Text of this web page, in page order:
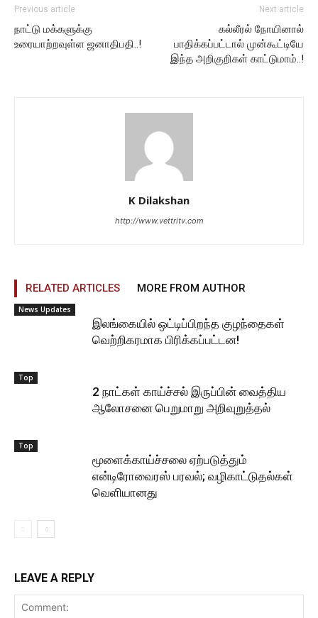
Previous article
நாட்டு மக்களுக்கு
உரையாற்றவுள்ள ஜனாதிபதி..!
Next article
கல்லீரல் நோயினால்
பாதிக்கப்பட்டால் முன்கூட்டியே
இந்த அறிகுறிகள் காட்டுமாம்..!
K Dilakshan
http://www.vettritv.com
RELATED ARTICLES MORE FROM AUTHOR
News Updates
இலங்கையில் ஒட்டிப்பிறந்த குழந்தைகள்
வெற்றிகரமாக பிரிக்கப்பட்டன!
Top
2 நாட்கள் காய்ச்சல் இருப்பின் வைத்திய
ஆலோசனை பெறுமாறு அறிவுறுத்தல்
Top
மூளைக்காய்ச்சலை ஏற்படுத்தும்
என்டிரோவைரஸ் பரவல்; வழிகாட்டுதல்கள்
வெளியானது
LEAVE A REPLY